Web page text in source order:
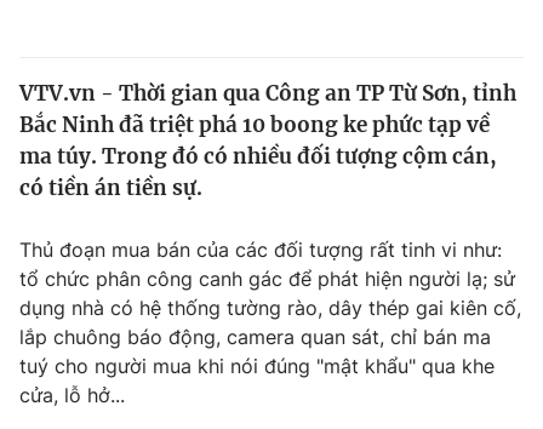
Y tế
Thế giới
Thế giới đó đây
Câu chuyện quốc tế
Kinh tế
Tài chính
Thị trường
Góc doanh nghiệp
Dữ liệu và đời sống
Truyền hình
Giáo dục
VTV.vn - Thời gian qua Công an TP Từ Sơn, tỉnh
Bắc Ninh đã triệt phá 10 boong ke phức tạp về
ma túy. Trong đó có nhiều đối tượng cộm cán,
có tiền án tiền sự.
Thủ đoạn mua bán của các đối tượng rất tinh vi như:
tổ chức phân công canh gác để phát hiện người lạ; sử
dụng nhà có hệ thống tường rào, dây thép gai kiên cố,
lắp chuông báo động, camera quan sát, chỉ bán ma
tuý cho người mua khi nói đúng "mật khẩu" qua khe
cửa, lỗ hở...